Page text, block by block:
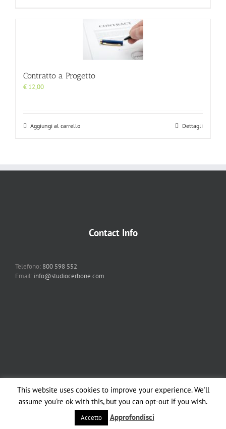
Contratto a Progetto
€ 12,00
Aggiungi al carrello Dettagli
Contact Info
Telefono: 800 598 552
Email: info@studiocerbone.com
Copyright 2012 - 2018 Studio Cerbone & Associati | All Rights Reserved |
Powered by Studio Cerbone | | All Rights Reserved |Note legali
This website uses cookies to improve your experience. We'll
assume you're ok with this, but you can opt-out if you wish.
Accetto Approfondisci